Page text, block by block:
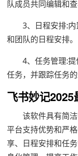
队成员共同编辑和查
3、日程安排:
和团队的日程安排。
4、任务管理:
任务，并跟踪任务的
飞书妙记2025
该软件具有简
平台支持优势和严
享、日程安排和任